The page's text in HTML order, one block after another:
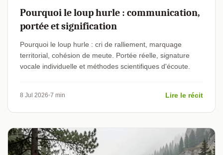
Pourquoi le loup hurle : communication,
portée et signification
Pourquoi le loup hurle : cri de ralliement, marquage
territorial, cohésion de meute. Portée réelle, signature
vocale individuelle et méthodes scientifiques d'écoute.
8 Jul 2026 7 min Lire le récit